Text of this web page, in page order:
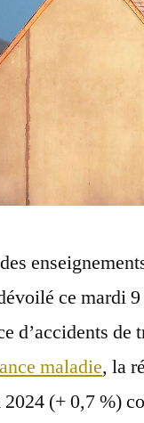
ce mardi
d’accidents
maladie, la
2024 (+ 0,7 %)